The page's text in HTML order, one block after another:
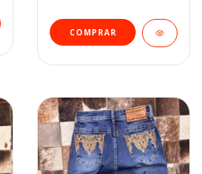
COMPRAR